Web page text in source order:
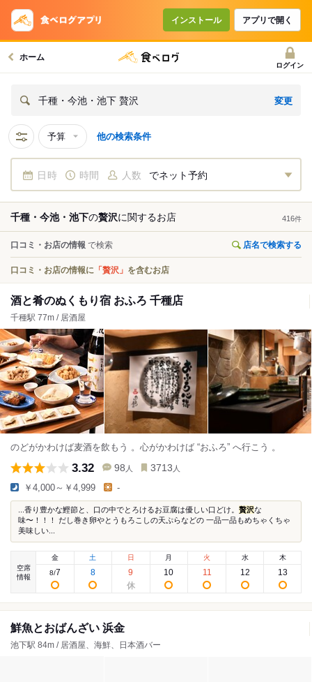
インストール アプリで開く
ホーム
ログイン
千種・今池・池下 贅沢 変更
予算 他の検索条件
日時 時間 人数 でネット予約
千種・今池・池下の贅沢に関するお店 416件
口コミ・お店の情報 で検索 店名で検索する
口コミ・お店の情報に 「贅沢」 を含むお店
酒と肴のぬくもり宿 おふろ 千種店
千種駅 77m / 居酒屋
のどがかわけば麦酒を飲もう 。心がかわけば “おふろ” へ行こう 。
3.32 98 人 3713 人
￥4,000～￥4,999 -
...香り豊かな鰹節と、口の中でとろけるお豆腐は優しい口どけ。 贅沢な
味〜！！！ だし巻き卵やとうもろこしの天ぷらなどの 一品一品もめちゃくちゃ
美味しい...
空席
情報
金
8/7
土
8
日
9
月
10
火
11
水
12
木
13
鮮魚とおばんざい 浜金
池下駅 84m / 居酒屋、海鮮、日本酒バー